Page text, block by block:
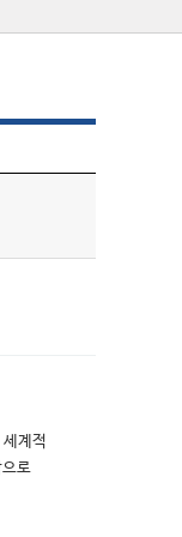
계적
로